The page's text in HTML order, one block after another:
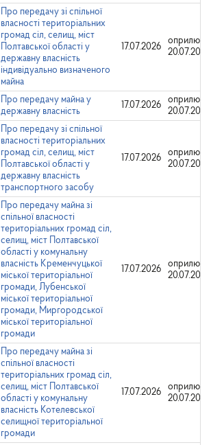
Про передачу зі спільної
власності територіальних
громад сіл, селищ, міст
Полтавської області у
державну власність
індивідуально визначеного
майна
17.07.2026
20.07.2026
Про передачу майна у
державну власність
17.07.2026
20.07.2026
Про передачу зі спільної
власності територіальних
громад сіл, селищ, міст
Полтавської області у
державну власність
транспортного засобу
17.07.2026
20.07.2026
Про передачу майна зі
спільної власності
територіальних громад сіл,
селищ, міст Полтавської
області у комунальну
власність Кременчуцької
міської територіальної
громади, Лубенської
міської територіальної
громади, Миргородської
міської територіальної
громади
17.07.2026
20.07.2026
Про передачу майна зі
спільної власності
територіальних громад сіл,
селищ, міст Полтавської
області у комунальну
власність Котелевської
селищної територіальної
громади
17.07.2026
20.07.2026